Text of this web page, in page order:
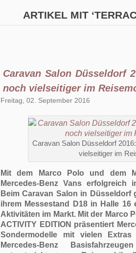
ARTIKEL MIT
Caravan Salon Düsseldorf
noch vielseitiger im
Freitag, 02. September 2016
Caravan Salon Düsseldorf
vielseitiger im
Mit dem Marco Polo und dem
Mercedes-Benz Vans erfolgreich
Beim Caravan Salon in
ihrem Messestand D18 in Halle
Aktivitäten im Markt. Mit der Marco
ACTIVITY EDITION präsentiert
Sondermodelle mit vielen
Mercedes-Benz